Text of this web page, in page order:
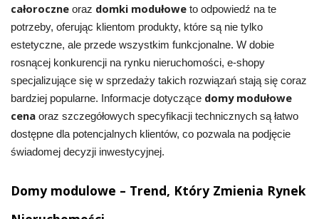
całoroczneoraz domki modułoweto odpowiedź na te
potrzeby, oferując klientom produkty, które są nie tylko
estetyczne, ale przede wszystkim funkcjonalne. W dobie
rosnącej konkurencji na rynku nieruchomości, e-shopy
specjalizujące się w sprzedaży takich rozwiązań stają się coraz
bardziej popularne. Informacje dotyczące domy modułowe
cenaoraz szczegółowych specyfikacji technicznych są łatwo
dostępne dla potencjalnych klientów, co pozwala na podjęcie
świadomej decyzji inwestycyjnej.
Domy modulowe – Trend, Który Zmienia Rynek